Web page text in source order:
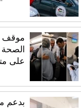
موقف
على
بدعم